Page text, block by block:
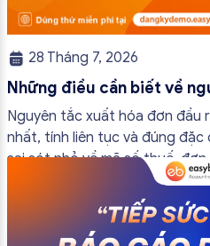
28 Tháng 7, 2026
Những điều cần biết về
đầu ra
Nguyên tắc xuất hóa đơn đầu
nhất, tính liên tục và đúng đặc
sai sót nhỏ về mã số thuế,
ảnh hưởng đến quá trình
toán có thể tham khảo […]